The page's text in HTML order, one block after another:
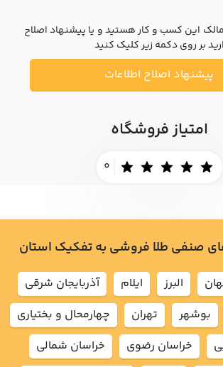
این کسب و کار هستید و یا پیشنهاد اصلاح
بر روی دکمه زیر کلیک کنید
پیشنهاد اصلاح اطلاعات
امتیاز فروشگاه
0
صنفی طلا فروشی به تفکیک استان
البرز ايلام
آذربايجان شرقي
بوشهر تهران
چهارمحال و بختياري
خراسان رضوي
خراسان شمالي